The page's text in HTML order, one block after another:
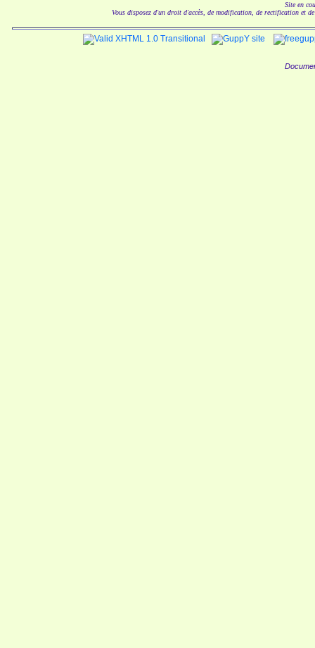
Site en
Vous disposez d'un droit d'accès, de modification, de rectification et